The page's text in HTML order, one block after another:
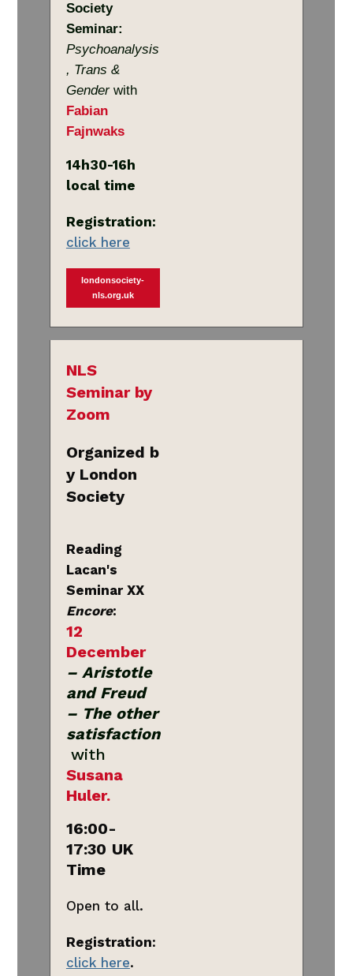
Society
Seminar:
Psychoanalysis
, Trans &
Genderwith
Fabian
Fajnwaks
14h30-16h
local time
Registration:
click here
londonsociety-
nls.org.uk
NLS
Seminar by
Zoom
Organized b
y London
Society
Reading
Lacan's
Seminar XX
Encore:
12
December
– Aristotle
and Freud
– The other
satisfaction
with
Susana
Huler.
16:00-
17:30 UK
Time
Open to all.
Registration:
click here.